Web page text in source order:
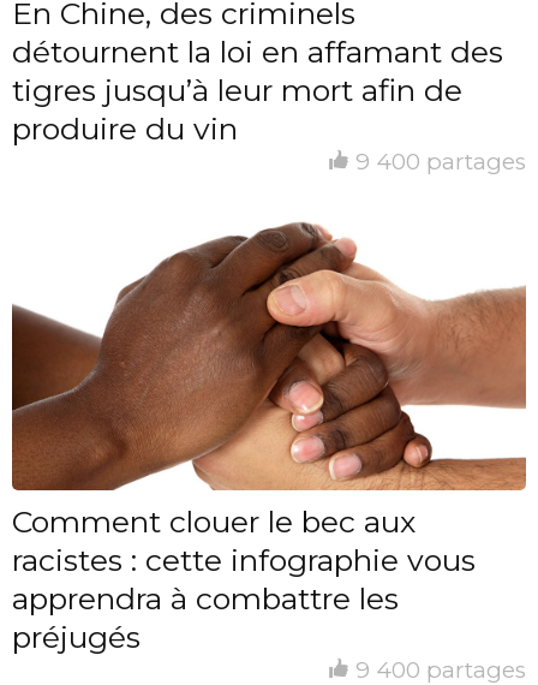
En Chine, des criminels
détournent la loi en affamant des
tigres jusqu’à leur mort afin de
produire du vin
9 400 partages
Comment clouer le bec aux
racistes : cette infographie vous
apprendra à combattre les
préjugés
9 400 partages